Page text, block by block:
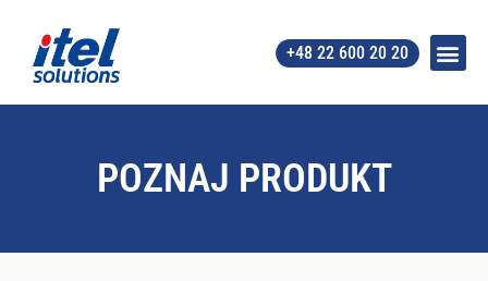
+48 22 600 20 20
POZNAJ PRODUKT